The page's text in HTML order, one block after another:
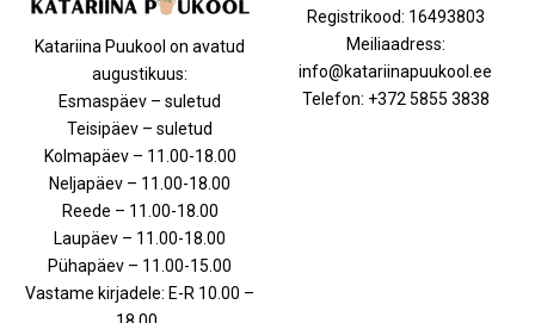
Katariina Puukool on avatud
augustikuus:
Esmaspäev – suletud
Teisipäev – suletud
Kolmapäev – 11.00-18.00
Neljapäev – 11.00-18.00
Reede – 11.00-18.00
Laupäev – 11.00-18.00
Pühapäev – 11.00-15.00
Vastame kirjadele: E-R 10.00 –
Registrikood: 16493803
Meiliaadress:
info@katariinapuukool.ee
Telefon: +372 5855 3838